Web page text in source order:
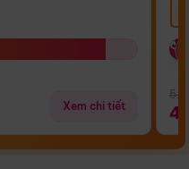
Xem chi tiết